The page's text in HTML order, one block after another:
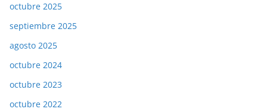
octubre 2025
septiembre 2025
agosto 2025
octubre 2024
octubre 2023
octubre 2022